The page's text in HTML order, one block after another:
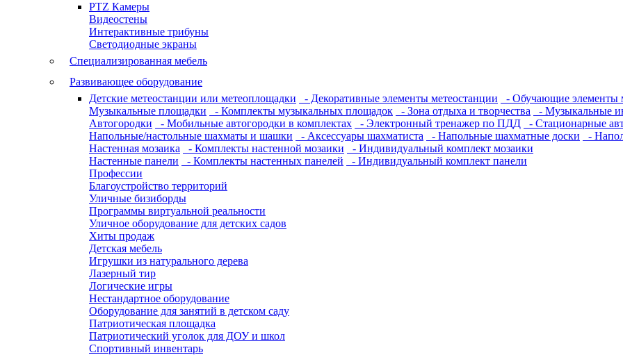
PTZ Камеры
Видеостены
Интерактивные трибуны
Светодиодные экраны
Специализированная мебель
Развивающее оборудование
Детские метеостанции или метеоплощадки
- Декоративные элементы метеостанции - Обучающие элементы
Музыкальные площадки
- Комплекты музыкальных площадок - Зона отдыха и творчества - Музыкальные
Автогородки
- Мобильные автогородки в комплектах - Электронный тренажер по ПДД - Стационарные
Напольные/настольные шахматы и шашки
- Аксессуары шахматиста - Напольные шахматные доски -
Настенная мозаика
- Комплекты настенной мозаики
- Индивидуальный комплект мозаики
Настенные панели
- Комплекты настенных панелей
- Индивидуальный комплект панели
Профессии
Благоустройство территорий
Уличные бизиборды
Программы виртуальной реальности
Уличное оборудование для детских садов
Хиты продаж
Детская мебель
Игрушки из натурального дерева
Лазерный тир
Логические игры
Нестандартное оборудование
Оборудование для занятий в детском саду
Патриотическая площадка
Патриотический уголок для ДОУ и школ
Спортивный инвентарь